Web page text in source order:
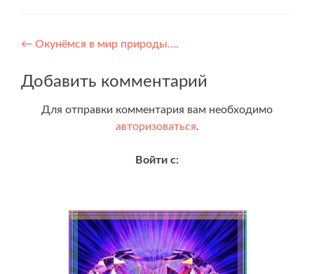
Навигация
по
записям
← Окунёмся в мир природы….
Добавить комментарий
Для отправки комментария вам необходимо
авторизоваться.
Войти с: